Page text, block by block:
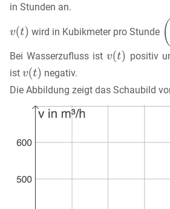
in Stunden an.
wird in Kubikmeter pro Stunde
Bei Wasserzufluss ist
positiv
ist
negativ.
Die Abbildung zeigt das Schaubild